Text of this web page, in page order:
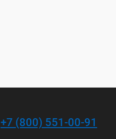
+7 (800) 551-00-91